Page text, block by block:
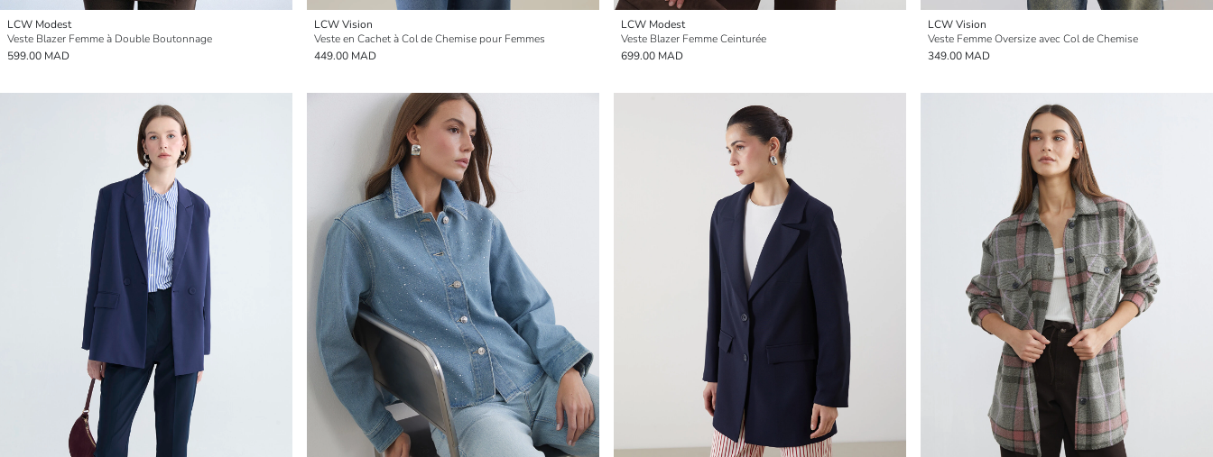
LCW Modest
Veste Blazer Femme à Double Boutonnage
599.00 MAD
LCW Vision
Veste en Cachet à Col de Chemise pour Femmes
449.00 MAD
LCW Modest
Veste Blazer Femme Ceinturée
699.00 MAD
LCW Vision
Veste Femme Oversize avec Col de Chemise
349.00 MAD